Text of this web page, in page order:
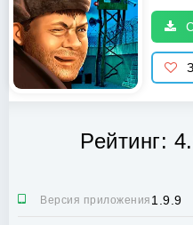
Рейтинг:
Версия приложения:1.9.9